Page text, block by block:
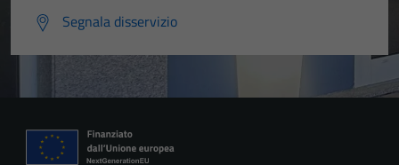
Segnala disservizio